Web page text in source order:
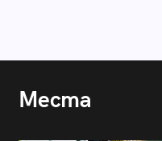
Места